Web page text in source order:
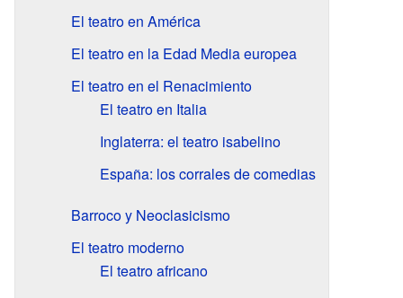
El teatro en América
El teatro en la Edad Media europea
El teatro en el Renacimiento
El teatro en Italia
Inglaterra: el teatro isabelino
España: los corrales de comedias
Barroco y Neoclasicismo
El teatro moderno
El teatro africano